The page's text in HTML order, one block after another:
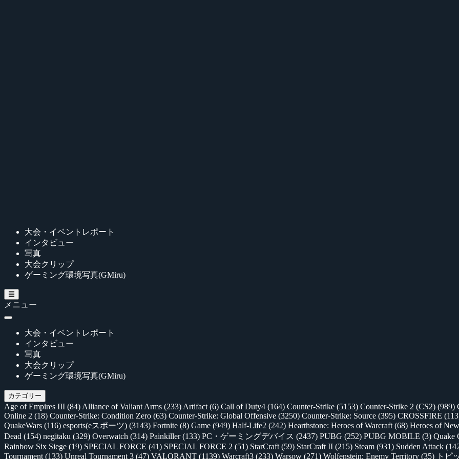
大会・イベントレポート
インタビュー
写真
大会クリップ
ゲーミング環境写真(GMiru)
メニュー
大会・イベントレポート
インタビュー
写真
大会クリップ
ゲーミング環境写真(GMiru)
カテゴリー
Age of Empires III (84) Alliance of Valiant Arms (233) Artifact (6) Call of Duty4 (164) Counter-Strike (5153) Counter-Strike 2 (CS2) (989)
Online 2 (18) Counter-Strike: Condition Zero (63) Counter-Strike: Global Offensive (3250) Counter-Strike: Source (395) CROSSFIRE
QuakeWars (116) esports(eスポーツ) (3143) Fortnite (8) Game (949) Half-Life2 (242) Hearthstone: Heroes of Warcraft (68) Heroes of
Dead (154) negitaku (329) Overwatch (314) Painkiller(133) PC・ゲーミングデバイス (2437) PUBG (252) PUBG MOBILE (3) Quake
Rainbow Six Siege (19) SPECIAL FORCE (41) SPECIAL FORCE 2 (51) StarCraft (59) StarCraft II (215) Steam (931) Sudden Attack
Tournament (133) Unreal Tournament 3 (47) VALORANT (1139) Warcraft3 (233) Warsow (271) Wolfenstein: Enemy Territory (35) トピ